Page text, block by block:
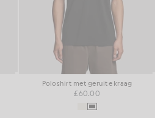
Poloshirt met geruite kraag
£60.00